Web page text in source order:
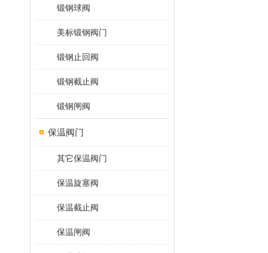
锻钢球阀
美标锻钢阀门
锻钢止回阀
锻钢截止阀
锻钢闸阀
保温阀门
其它保温阀门
保温旋塞阀
保温截止阀
保温闸阀